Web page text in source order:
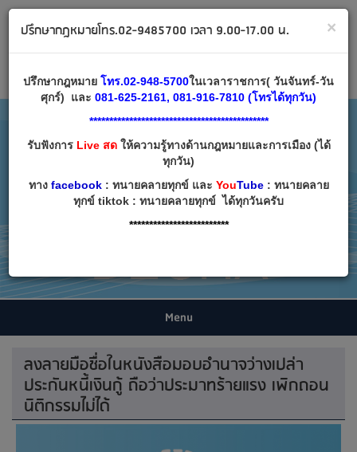
Email:decha007@decha.com
เข้าสู่ระบบ สมัครสมาชิก
Menu
ลงลายมือชื่อในหนังสือมอบอำนาจว่างเปล่า
ประกันหนี้เงินกู้ ถือว่าประมาทร้ายแรง เพิกถอน
นิติกรรมไม่ได้
×
ปรึกษากฎหมายโทร.02-9485700 เวลา 9.00-17.00 น.
ปรึกษากฎหมาย โทร.02-948-5700ในเวลาราชการ( วันจันทร์-วัน
ศุกร์) และ 081-625-2161, 081-916-7810 (โทรได้ทุกวัน)
*********************************************
รับฟังการLive สดให้ความรู้ทางด้านกฎหมายและการเมือง (ได้
ทุกวัน)
ทาง facebook: ทนายคลายทุกข์ และ YouTube: ทนายคลาย
ทุกข์ tiktok : ทนายคลายทุกข์ ได้ทุกวันครับ
*************************